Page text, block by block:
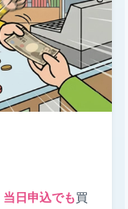
当日申込でも買